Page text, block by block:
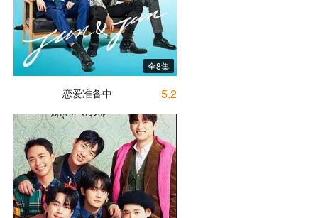
全8集
恋爱准备中 5.2